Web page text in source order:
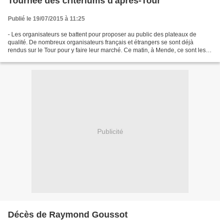
Publié le 19/07/2015 à 11:25
- Les organisateurs se battent pour proposer au public des plateaux de
qualité. De nombreux organisateurs français et étrangers se sont déjà
rendus sur le Tour pour y faire leur marché. Ce matin, à Mende, ce sont les
Publicité
Décès de Raymond Goussot